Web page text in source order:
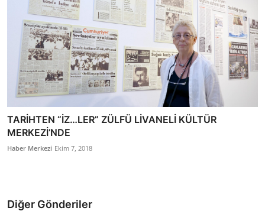
TARİHTEN “İZ…LER” ZÜLFÜ LİVANELİ KÜLTÜR
MERKEZİ’NDE
Haber Merkezi Ekim 7, 2018
Diğer Gönderiler